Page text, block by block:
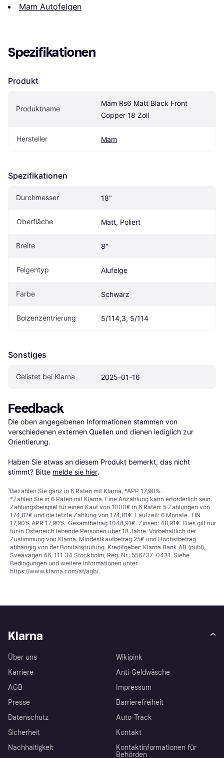
Mam Autofelgen
Spezifikationen
Produkt
Produktname
Mam Rs6 Matt Black Front
Copper 18 Zoll
Hersteller Mam
Spezifikationen
Durchmesser 18"
Oberfläche Matt, Poliert
Breite 8"
Felgentyp Alufelge
Farbe Schwarz
Bolzenzentrierung 5/114,3, 5/114
Sonstiges
Gelistet bei Klarna 2025-01-16
Feedback
Die oben angegebenen Informationen stammen von
verschiedenen externen Quellen und dienen lediglich zur
Orientierung.
Haben Sie etwas an diesem Produkt bemerkt, das nicht
stimmt? Bitte melde sie hier.
¹Bezahlen Sie ganz in 6 Raten mit Klarna, *APR 17,90%.
*Zahlen Sie in 6 Raten mit Klarna. Eine Anzahlung kann erforderlich sein.
Zahlungsbeispiel für einen Kauf von 1000€ in 6 Raten: 5 Zahlungen von
174,82€ und die letzte Zahlung von 174,81€. Laufzeit: 6 Monate. TIN
17,90% APR 17,90%. Gesamtbetrag 1048,91€. Zinsen: 48,91€. Dies gilt nur
für in Österreich lebende Personen über 18 Jahre. Vorbehaltlich der
Zustimmung von Klarna. Mindestkaufbetrag 25€ und Höchstbetrag
abhängig von der Bonitätsprüfung. Kreditgeber: Klarna Bank AB (publ),
Sveavägen 46, 111 34 Stockholm, Reg. Nr.: 556737-0431. Siehe
Bedingungen und weitere Informationen unter
https://www.klarna.com/at/agb/.
Klarna
Über uns
Karriere
AGB
Presse
Datenschutz
Sicherheit
Nachhaltigkeit
Wikipink
Anti-Geldwäsche
Impressum
Barrierefreiheit
Auto-Track
Kontakt
Kontaktinformationen für
Behörden